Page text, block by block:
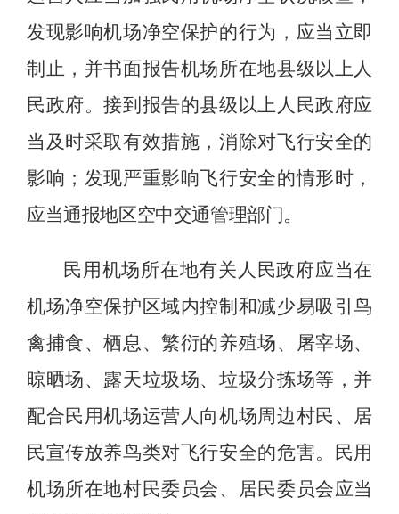
发现影响机场净空保护的行为，应当立即
制止，并书面报告机场所在地县级以上人
民政府。接到报告的县级以上人民政府应
当及时采取有效措施，消除对飞行安全的
影响；发现严重影响飞行安全的情形时，
应当通报地区空中交通管理部门。
民用机场所在地有关人民政府应当在
机场净空保护区域内控制和减少易吸引鸟
禽捕食、栖息、繁衍的养殖场、屠宰场、
晾晒场、露天垃圾场、垃圾分拣场等，并
配合民用机场运营人向机场周边村民、居
民宣传放养鸟类对飞行安全的危害。民用
机场所在地村民委员会、居民委员会应当